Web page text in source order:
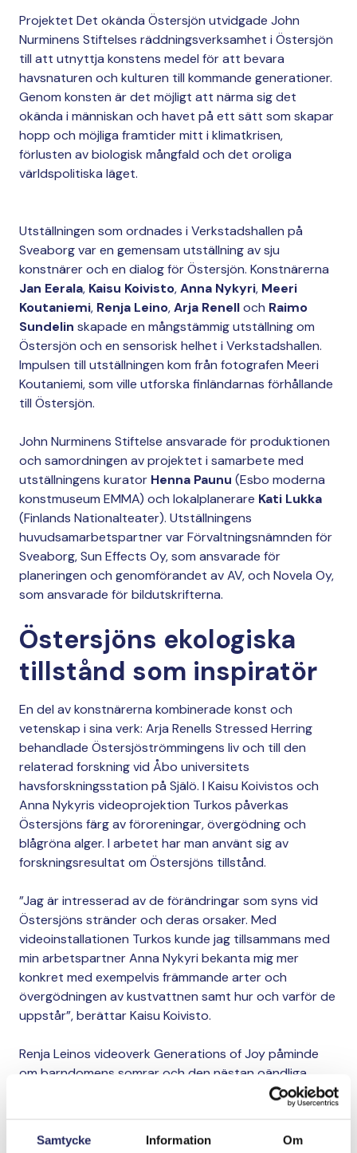
Samtycke Information Om
Projektet Det okända Östersjön utvidgade John
Nurminens Stiftelses räddningsverksamhet i Östersjön
till att utnyttja konstens medel för att bevara
havsnaturen och kulturen till kommande generationer.
Genom konsten är det möjligt att närma sig det
okända i människan och havet på ett sätt som skapar
hopp och möjliga framtider mitt i klimatkrisen,
förlusten av biologisk mångfald och det oroliga
världspolitiska läget.
Utställningen som ordnades i Verkstadshallen på
Sveaborg var en gemensam utställning av sju
konstnärer och en dialog för Östersjön. Konstnärerna
Jan Eerala, Kaisu Koivisto,Anna Nykyri, Meeri
Koutaniemi, Renja Leino,Arja Renelloch Raimo
Sundelin skapade en mångstämmig utställning om
Östersjön och en sensorisk helhet i Verkstadshallen.
Impulsen till utställningen kom från fotografen Meeri
Koutaniemi, som ville utforska finländarnas förhållande
till Östersjön.
John Nurminens Stiftelse ansvarade för produktionen
och samordningen av projektet i samarbete med
utställningens kurator Henna Paunu (Esbo moderna
konstmuseum EMMA) och lokalplanerare Kati Lukka
(Finlands Nationalteater). Utställningens
huvudsamarbetspartner var Förvaltningsnämnden för
Sveaborg, Sun Effects Oy, som ansvarade för
planeringen och genomförandet av AV, och Novela Oy,
som ansvarade för bildutskrifterna.
Östersjöns ekologiska
tillstånd som inspiratör
En del av konstnärerna kombinerade konst och
vetenskap i sina verk: Arja Renells Stressed Herring
behandlade Östersjöströmmingens liv och till den
relaterad forskning vid Åbo universitets
havsforskningsstation på Själö. I Kaisu Koivistos och
Anna Nykyris videoprojektion Turkos påverkas
Östersjöns färg av föroreningar, övergödning och
blågröna alger. I arbetet har man använt sig av
forskningsresultat om Östersjöns tillstånd.
”Jag är intresserad av de förändringar som syns vid
Östersjöns stränder och deras orsaker. Med
videoinstallationen Turkos kunde jag tillsammans med
min arbetspartner Anna Nykyri bekanta mig mer
konkret med exempelvis främmande arter och
övergödningen av kustvattnen samt hur och varför de
uppstår”, berättar Kaisu Koivisto.
Renja Leinos videoverk Generations of Joy påminde
om barndomens somrar och den nästan oändliga
glädjen att simma i havet. Darling Sea är å andra sidan
motsatsen: rädsla väcks av havet som en naturkraft
blågröna alger.